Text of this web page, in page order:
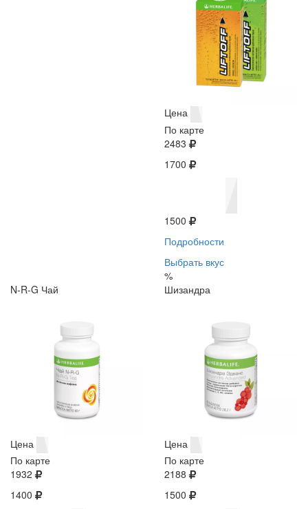
Цена
По карте
2483
1700
1500
Подробности
Выбрать вкус
%
N-R-G Чай
Цена
По карте
1932
1400
Шизандра
Цена
По карте
2188
1500